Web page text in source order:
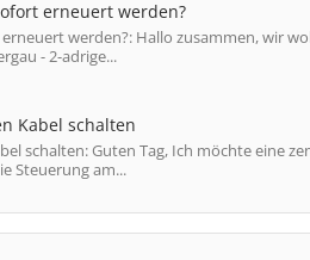
erneuert werden?
werden?: Hallo zusammen, wir
- 2-adrige...
Kabel schalten
schalten: Guten Tag, Ich möchte eine
Steuerung am...